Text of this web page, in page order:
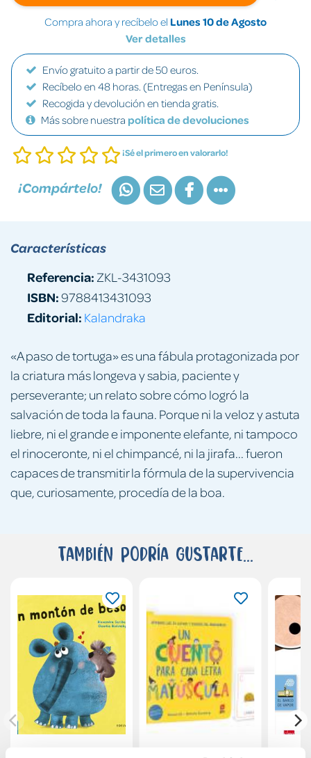
Compra ahora y recíbelo el Lunes 10 de Agosto
Ver detalles
Envío gratuito a partir de 50 euros.
Recíbelo en 48 horas. (Entregas en Península)
Recogida y devolución en tienda gratis.
Más sobre nuestra política de devoluciones
¡Sé el primero en valorarlo!
¡Compártelo!
«A paso de tortuga» es una fábula protagonizada por
la criatura más longeva y sabia, paciente y
perseverante; un relato sobre cómo logró la
salvación de toda la fauna. Porque ni la veloz y astuta
liebre, ni el grande e imponente elefante, ni tampoco
el rinoceronte, ni el chimpancé, ni la jirafa... fueron
capaces de transmitir la fórmula de la supervivencia
que, curiosamente, procedía de la boa.
Características
Referencia: ZKL-3431093
ISBN:9788413431093
Editorial: Kalandraka
También podría gustarte...